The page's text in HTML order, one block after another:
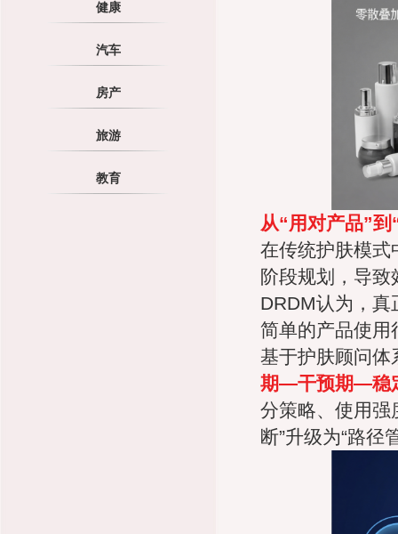
健康
汽车
房产
旅游
教育
从“用对产品”
在传统护肤模式
阶段规划，导
DRDM认为，真
简单的产品使用
基于护肤顾问
期—干预期—稳
分策略、使用强
断”升级为“路径